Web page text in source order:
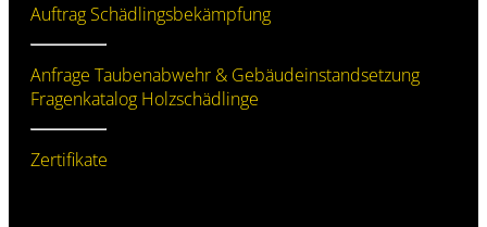
Auftrag Schädlingsbekämpfung
Anfrage Taubenabwehr & Gebäude­instandsetzung
Fragenkatalog Holzschädlinge
Zertifikate